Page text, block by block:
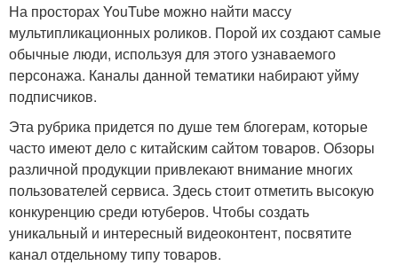
На просторах YouTube можно найти массу
мультипликационных роликов. Порой их создают самые
обычные люди, используя для этого узнаваемого
персонажа. Каналы данной тематики набирают уйму
подписчиков.
Эта рубрика придется по душе тем блогерам, которые
часто имеют дело с китайским сайтом товаров. Обзоры
различной продукции привлекают внимание многих
пользователей сервиса. Здесь стоит отметить высокую
конкуренцию среди ютуберов. Чтобы создать
уникальный и интересный видеоконтент, посвятите
канал отдельному типу товаров.